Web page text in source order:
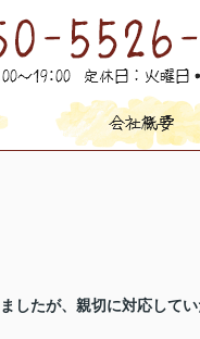
したが、親切に対応してい